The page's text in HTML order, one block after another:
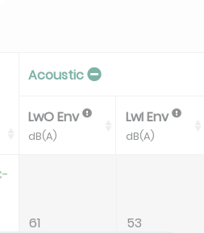
Acoustic
LwO Env
dB(A)
LwI Env
dB(A)
61 53